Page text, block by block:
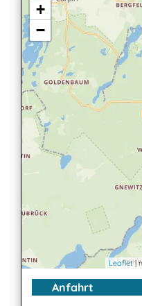
+
−
Leaflet|
Anfahrt